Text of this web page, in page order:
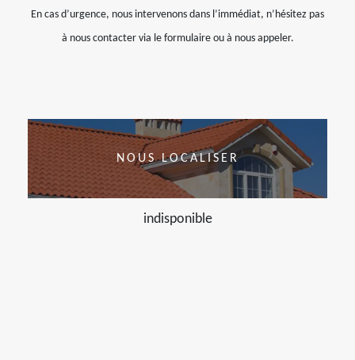
En cas d’urgence, nous intervenons dans l’immédiat, n’hésitez pas
à nous contacter via le formulaire ou à nous appeler.
NOUS LOCALISER
indisponible